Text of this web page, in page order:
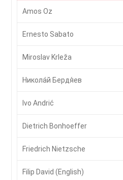
Amos Oz
Ernesto Sabato
Miroslav Krleža
Никола́й Бердя́ев
Ivo Andrić
Dietrich Bonhoeffer
Friedrich Nietzsche
Filip David (English)